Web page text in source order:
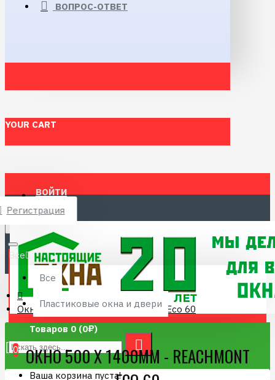
ВОПРОС-ОТВЕТ
YOUR CART
ВОЙТИ
Регистрация
8 (4832) 68-12-21
Товаров 0 (0₽)
0
Ваша корзина пуста!
Все
Все
Пластиковые окна и двери
Окно 500 х 1400мм - Reachmont Eco 60
ОКНО 500 Х 1400ММ - REACHMONT